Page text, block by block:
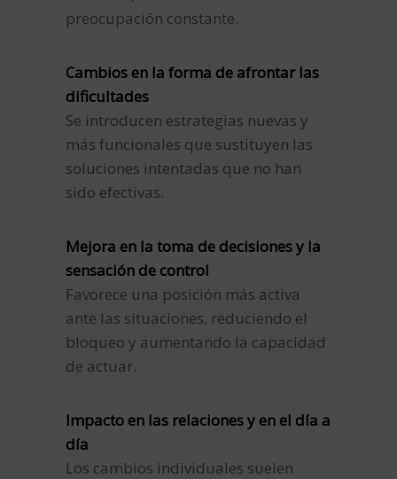
preocupación constante.
Cambios en la forma de afrontar las
dificultades
Se introducen estrategias nuevas y
más funcionales que sustituyen las
soluciones intentadas que no han
sido efectivas.
Mejora en la toma de decisiones y la
sensación de control
Favorece una posición más activa
ante las situaciones, reduciendo el
bloqueo y aumentando la capacidad
de actuar.
Impacto en las relaciones y en el día a
día
Los cambios individuales suelen